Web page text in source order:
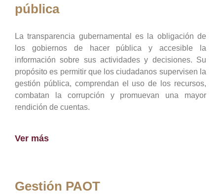
pública
La transparencia gubernamental es la obligación de
los gobiernos de hacer pública y accesible la
información sobre sus actividades y decisiones. Su
propósito es permitir que los ciudadanos supervisen la
gestión pública, comprendan el uso de los recursos,
combatan la corrupción y promuevan una mayor
rendición de cuentas.
Ver más
Gestión PAOT